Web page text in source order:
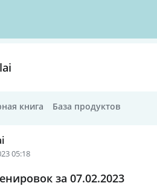
книга База продуктов
05:18
за 07.02.2023